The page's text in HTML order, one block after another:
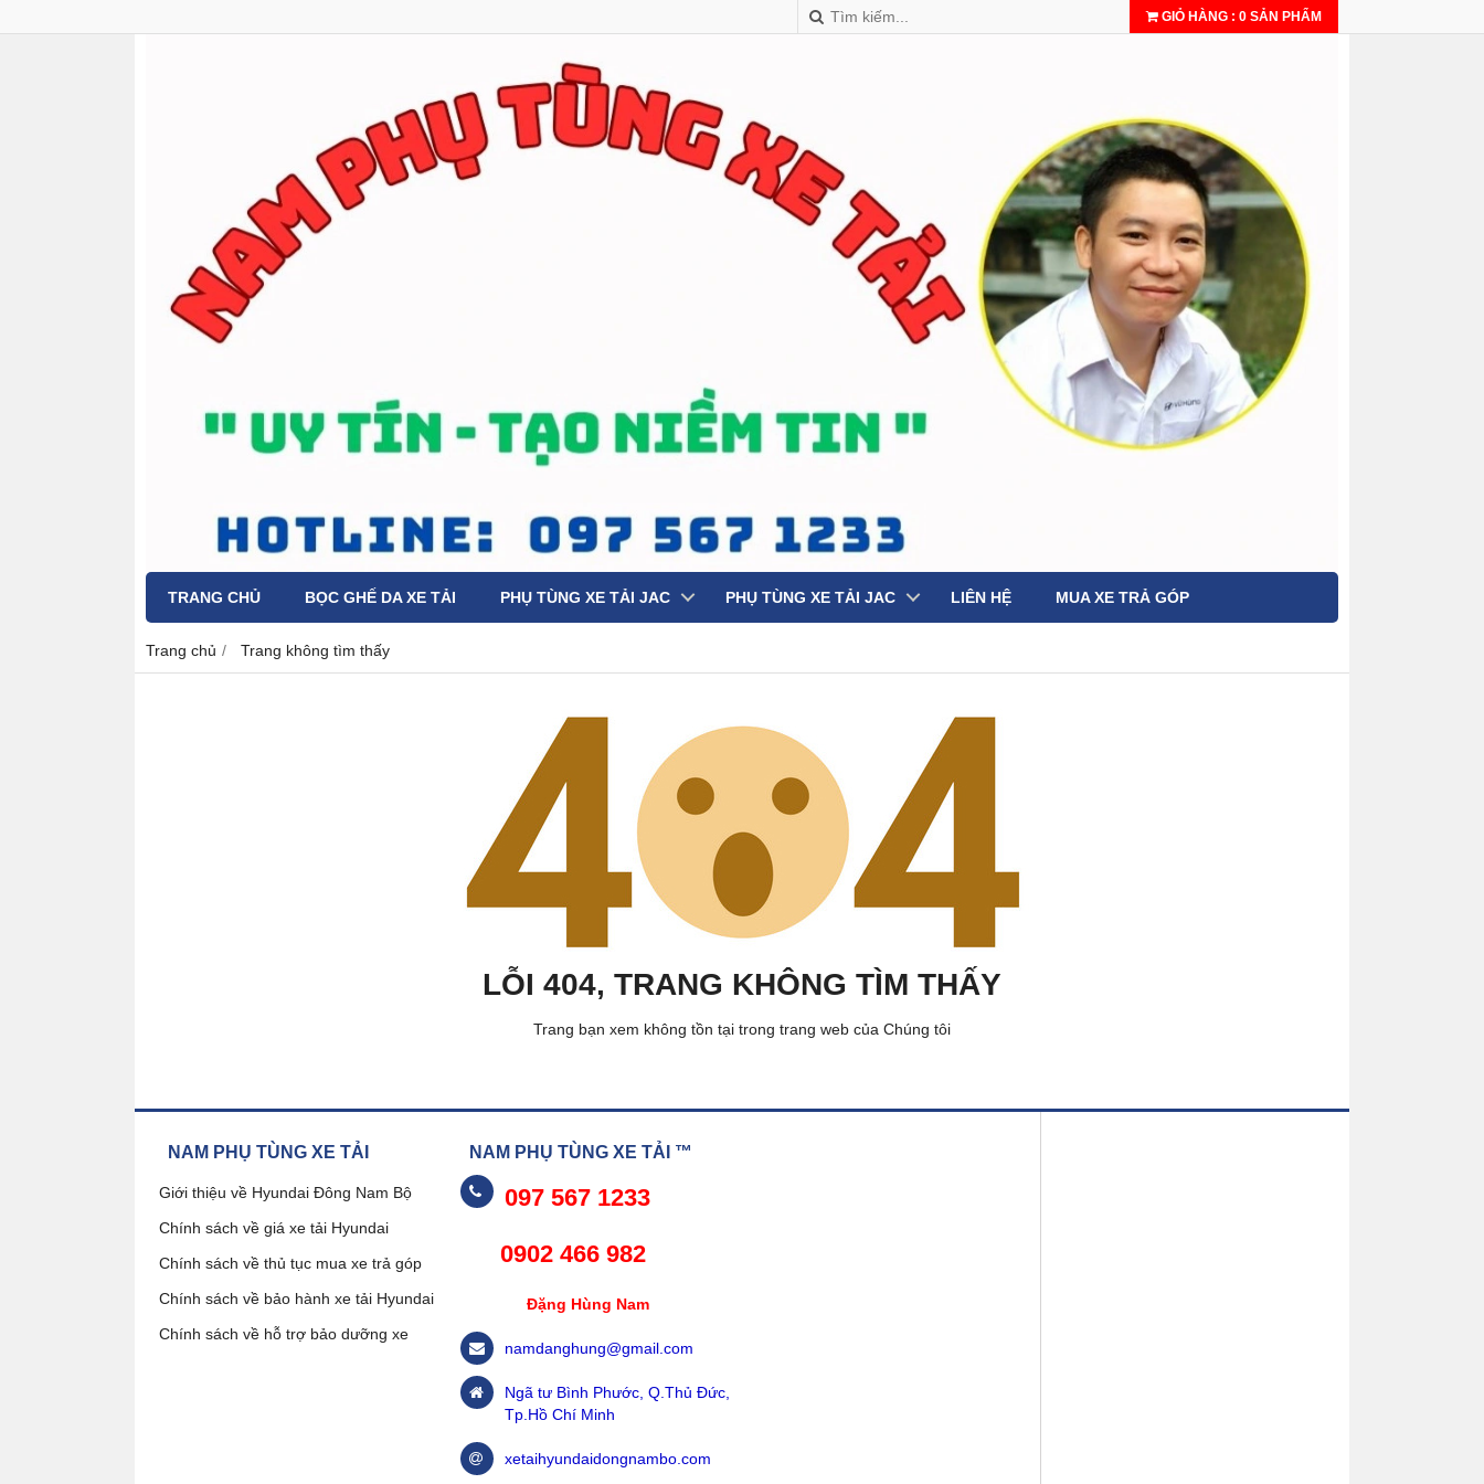
GIỎ HÀNG : 0 SẢN PHẨM
TRANG CHỦ BỌC GHẾ DA XE TẢI PHỤ TÙNG XE TẢI JAC PHỤ TÙNG XE TẢI JAC LIÊN HỆ MUA XE TRẢ GÓP
Trang chủ Trang không tìm thấy
LỖI 404, TRANG KHÔNG TÌM THẤY
Trang bạn xem không tồn tại trong trang web của Chúng tôi
NAM PHỤ TÙNG XE TẢI
Giới thiệu về Hyundai Đông Nam Bộ
Chính sách về giá xe tải Hyundai
Chính sách về thủ tục mua xe trả góp
Chính sách về bảo hành xe tải Hyundai
Chính sách về hỗ trợ bảo dưỡng xe
NAM PHỤ TÙNG XE TẢI ™
097 567 1233
0902 466 982
Đặng Hùng Nam
namdanghung@gmail.com
Ngã tư Bình Phước, Q.Thủ Đức,
Tp.Hồ Chí Minh
xetaihyundaidongnambo.com